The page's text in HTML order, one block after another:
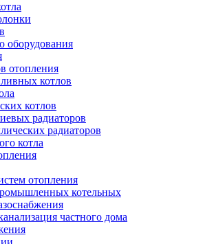
оборудования
отопления
котлов
котлов
радиаторов
радиаторов
котла
отопления
котельных
частного дома